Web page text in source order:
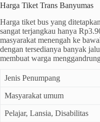
Harga Tiket Trans Banyumas
Harga tiket bus yang
sangat terjangkau hanya
masyarakat menengah ke
dengan tersedianya banyak
membuat warga
Jenis Penumpang
Masyarakat umum
Pelajar, Lansia, Disabilitas